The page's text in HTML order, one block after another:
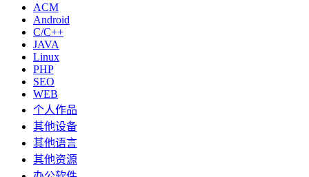
ACM
Android
C/C++
JAVA
Linux
PHP
SEO
WEB
个人作品
其他设备
其他语言
其他资源